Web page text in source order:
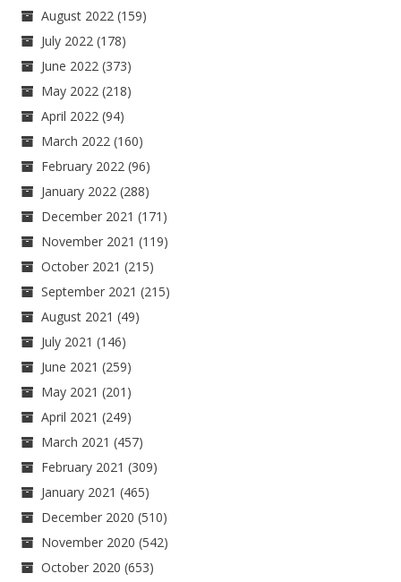
August 2022 (159)
July 2022 (178)
June 2022 (373)
May 2022 (218)
April 2022 (94)
March 2022 (160)
February 2022 (96)
January 2022 (288)
December 2021 (171)
November 2021 (119)
October 2021 (215)
September 2021 (215)
August 2021 (49)
July 2021 (146)
June 2021 (259)
May 2021 (201)
April 2021 (249)
March 2021 (457)
February 2021 (309)
January 2021 (465)
December 2020 (510)
November 2020 (542)
October 2020 (653)